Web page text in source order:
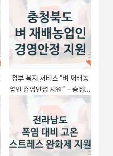
정부 복지 서비스 “벼 재배농
업인 경영안정 지원” – 충청북
도 자격 요건과 신청 방법